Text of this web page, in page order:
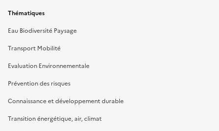
Thématiques
Eau Biodiversité Paysage
Transport Mobilité
Evaluation Environnementale
Prévention des risques
Connaissance et développement durable
Transition énergétique, air, climat